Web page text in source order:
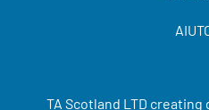
TA Scotland LTD